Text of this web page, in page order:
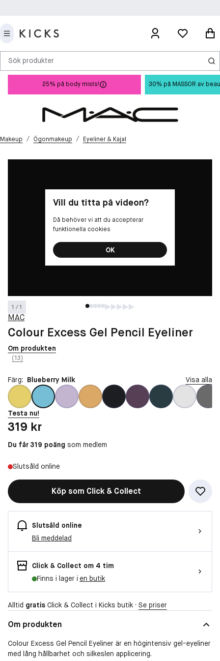
Sök produkter
25% på body mists! 30% på MASSOR av
Makeup / Ögonmakeup / Eyeliner & Kajal
1 / 1
Vill du titta på videon?
Då behöver vi att du accepterar
funktionella cookies
OK
MAC
Colour Excess Gel Pencil Eyeliner
Om produkten
(13)
Färg: Blueberry Milk Visa alla
Testa nu!
Pris: 319 kr
319 kr
Du får 319 poäng som medlem
Slutsåld online
Köp som Click & Collect
Slutsåld online
Bli meddelad
Click & Collect om 4 tim
Finns i lager i en butik
Alltid gratis Click & Collect i Kicks butik · Se priser
Om produkten
Colour Excess Gel Pencil Eyeliner är en högintensiv gel-eyeliner
med lång hållbarhet och silkeslen applicering.